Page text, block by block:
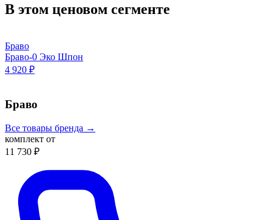
В этом ценовом сегменте
Браво
Браво-0 Эко Шпон
4 920 ₽
Браво
Все товары бренда →
комплект от
11 730 ₽